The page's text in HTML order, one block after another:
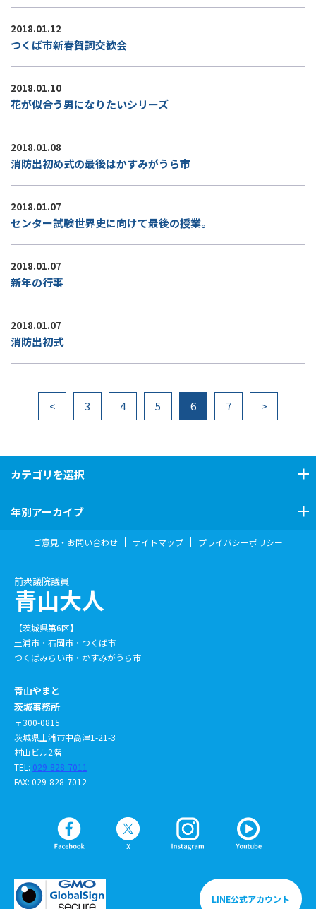
2018.01.12
つくば市新春賀詞交歓会
2018.01.10
花が似合う男になりたいシリーズ
2018.01.08
消防出初め式の最後はかすみがうら市
2018.01.07
センター試験世界史に向けて最後の授業。
2018.01.07
新年の行事
2018.01.07
消防出初式
< 3 4 5 6 7 >
カテゴリを選択
年別アーカイブ
前衆議院議員
青山大人
【茨城県第6区】
土浦市・石岡市・つくば市
つくばみらい市・かすみがうら市
青山やまと
茨城事務所
〒300-0815
茨城県土浦市中高津1-21-3
村山ビル2階
TEL: 029-828-7011
FAX: 029-828-7012
LINE公式アカウント
ご意見・お問い合わせ サイトマップ プライバシーポリシー